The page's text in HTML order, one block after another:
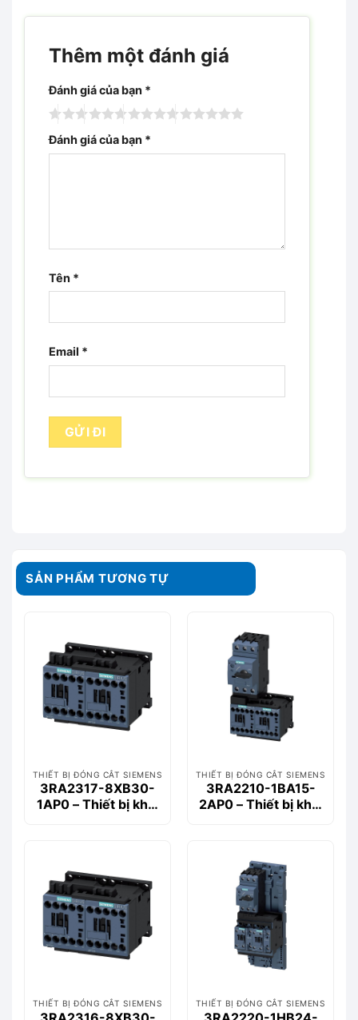
Thêm một đánh giá
Đánh giá của bạn *
Đánh giá của bạn *
Tên *
Email *
SẢN PHẨM TƯƠNG TỰ
THIẾT BỊ ĐÓNG CẮT SIEMENS
3RA2317-8XB30-
1AP0 – Thiết bị khởi
THIẾT BỊ ĐÓNG CẮT SIEMENS
3RA2210-1BA15-
2AP0 – Thiết bị khởi
THIẾT BỊ ĐÓNG CẮT SIEMENS THIẾT BỊ ĐÓNG CẮT SIEMENS